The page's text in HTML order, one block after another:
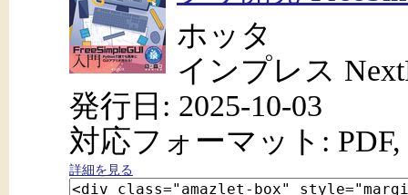
ホッタ
インプレス
発行日: 2025-10-03
対応フォーマット: PDF,
詳細を見る